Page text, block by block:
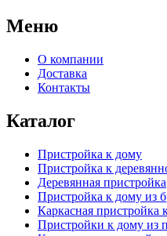
Меню
О компании
Доставка
Контакты
Каталог
Пристройка к дому
Пристройка к
Деревянная пристройка
Пристройка к дому из
Каркасная пристройка
Пристройки к дому из